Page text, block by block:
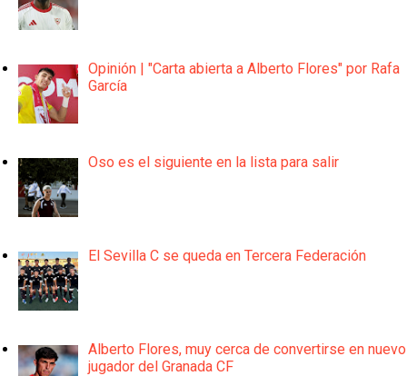
Opinión | "Carta abierta a Alberto Flores" por Rafa
García
Oso es el siguiente en la lista para salir
El Sevilla C se queda en Tercera Federación
Alberto Flores, muy cerca de convertirse en nuevo
jugador del Granada CF